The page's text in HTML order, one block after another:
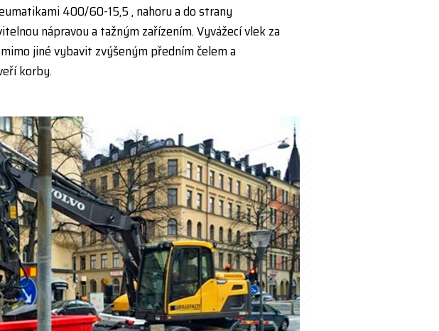
400/60-15,5 , nahoru a do strany
nápravou a tažným zařízením. Vyvážecí vlek za
jiné vybavit zvýšeným předním čelem a
korby.